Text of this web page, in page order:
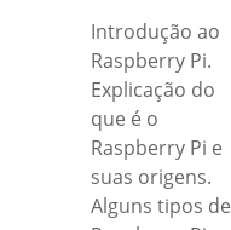
Introdução ao
Raspberry Pi.
Explicação do
que é o
Raspberry Pi e
suas origens.
Alguns tipos de